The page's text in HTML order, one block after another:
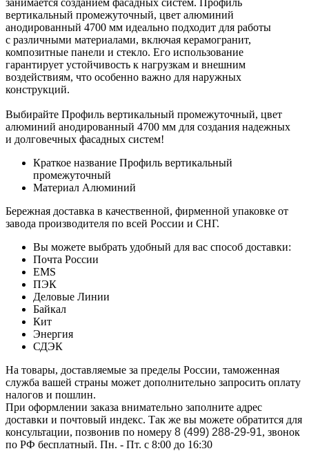
занимается созданием фасадных систем. Профиль
вертикальный промежуточный, цвет алюминий
анодированный 4700 мм идеально подходит для работы
с различными материалами, включая керамогранит,
композитные панели и стекло. Его использование
гарантирует устойчивость к нагрузкам и внешним
воздействиям, что особенно важно для наружных
конструкций.
Выбирайте Профиль вертикальный промежуточный, цвет
алюминий анодированный 4700 мм для создания надежных
и долговечных фасадных систем!
Краткое название Профиль вертикальный
промежуточный
Материал Алюминий
Бережная доставка в качественной, фирменной упаковке от
завода производителя по всей России и СНГ.
Вы можете выбрать удобный для вас способ доставки:
Почта России
EMS
ПЭК
Деловые Линии
Байкал
Кит
Энергия
СДЭК
На товары, доставляемые за пределы России, таможенная
служба вашей страны может дополнительно запросить оплату
налогов и пошлин.
При оформлении заказа внимательно заполните адрес
доставки и почтовый индекс. Так же вы можете обратится для
консультации, позвонив по номеру 8 (499) 288-29-91, звонок
по РФ бесплатный. Пн. - Пт. с 8:00 до 16:30